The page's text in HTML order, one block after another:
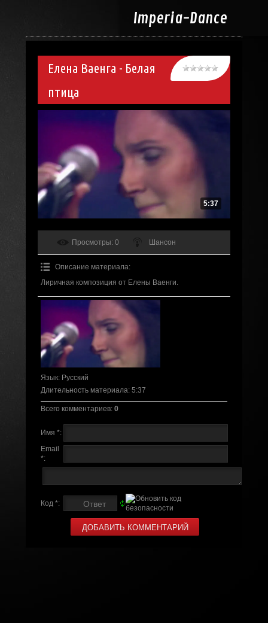
Imperia-Dance
Елена Ваенга - Белая
птица
5:37
Просмотры: 0 Шансон
Описание материала:
Лиричная композиция от Елены Ваенги.
Язык: Русский
Длительность материала: 5:37
Всего комментариев: 0
Имя *:
Email
*:
Код *: